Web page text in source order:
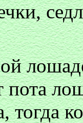
пота
тогда